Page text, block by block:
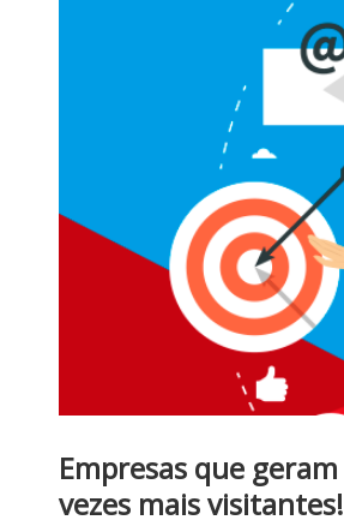
Empresas que
vezes mais visitantes!